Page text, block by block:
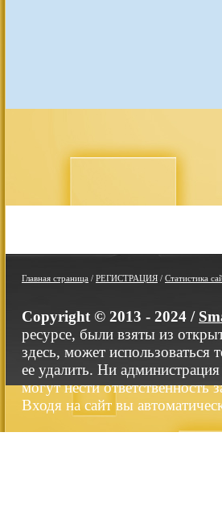
Главная страница / РЕГИСТРАЦИЯ / Статистика
Copyright © 2013 - 2024 /
ресурсе, были взяты из
здесь, может использоваться
ее удалить. Ни
могут нести ответственность
Входя на сайт вы